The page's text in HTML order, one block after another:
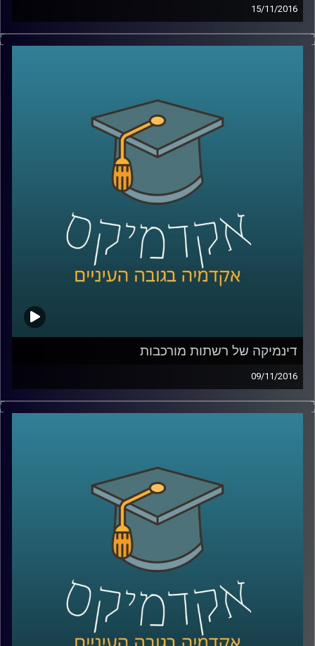
15/11/2016
דוקטור נועה אלבלדה רצה אל האולפן כדי
להשפעה שיש לה על הרגשות שלנו והבריאות
הכללית. רק אל תפריזו, זה גם חשוב
AudioVersity
דינמיקה של רשתות מורכבות
09/11/2016
האינטרנט לא המציא אותן, הן פשוט התגלו
ברמה הפיזיקלית, הן שמתפעלות את מוחנו, והן
מצליחות להתקיים גם בין אינדיבידואלים:
חברות אנשים, פיזיות ווירטואליות. תחומי מחקר
שונים מתייחסים למבנה הרשתות, וכדי לדון
באופיין המורכב הגיעה לאולפן קבוצה
בינתחומית של חוקרים – פרופ' יואב יאיר, ד"ר
גנלה מוריס וד"ר צחי חייט – לספר על הרשת
מזוויות שונות. פרק א